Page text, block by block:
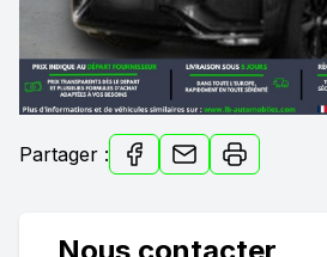
Partager :